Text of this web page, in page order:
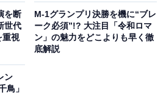
もに、なかるてぃんさんのボケ
グランプリ」で結果を残す可能
を感じさせます。
を断
世代
重視
M-1グランプリ決勝を機に“ブレ
ーク必須”!? 大注目「令和ロマ
ン」の魅力をどこよりも早く徹
底解説
ン
鳥」